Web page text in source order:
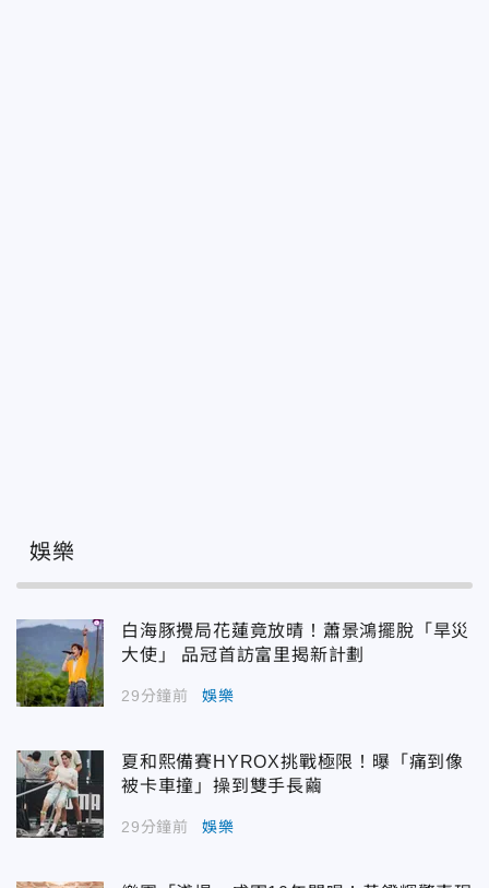
娛樂
白海豚攪局花蓮竟放晴！蕭景鴻擺脫「旱災
大使」 品冠首訪富里揭新計劃
29分鐘前 娛樂
夏和熙備賽HYROX挑戰極限！曝「痛到像
被卡車撞」操到雙手長繭
29分鐘前 娛樂